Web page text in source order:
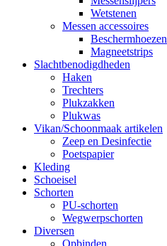
Wetstenen
Messen accessoires
Beschermhoezen
Magneetstrips
Slachtbenodigdheden
Haken
Trechters
Plukzakken
Plukwas
Vikan/Schoonmaak artikelen
Zeep en Desinfectie
Poetspapier
Kleding
Schoeisel
Schorten
PU-schorten
Wegwerpschorten
Diversen